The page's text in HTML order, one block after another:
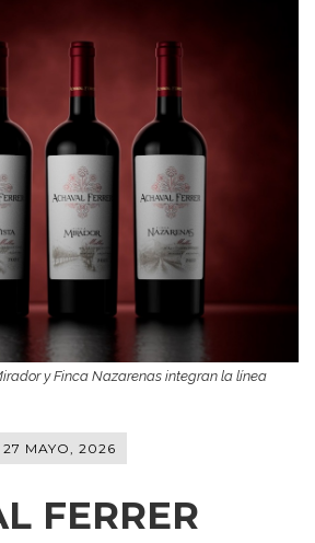
y Finca Nazarenas integran la línea
27 MAYO, 2026
FERRER